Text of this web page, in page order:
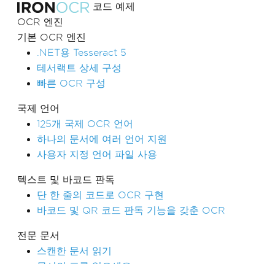
코드 예제
OCR 엔진
기본 OCR 엔진
.NET용 Tesseract 5
테서랙트 상세 구성
빠른 OCR 구성
국제 언어
125개 국제 OCR 언어
하나의 문서에 여러 언어 지원
사용자 지정 언어 파일 사용
텍스트 및 바코드 판독
단 한 줄의 코드로 OCR 구현
바코드 및 QR 코드 판독 기능을 갖춘 OCR
전문 문서
스캔한 문서 읽기